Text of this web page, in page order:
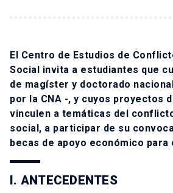
El Centro de Estudios de
Social invita a estudiantes que
de magíster y doctorado
por la CNA -, y cuyos proyectos
vinculen a temáticas del
social, a participar de su
becas de apoyo económico para
I. ANTECEDENTES